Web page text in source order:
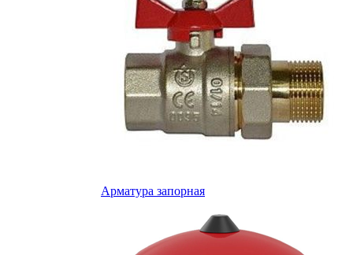
Арматура запорная